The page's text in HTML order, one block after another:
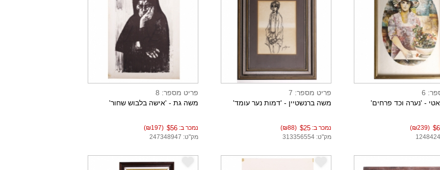
6
- 'נערה וכד פרחים'
(₪239)
פריט מספר: 7
משה ברנשטיין - 'דמות נער עומד'
נמכר ב: $25
(₪88)
מק"ט: 313356554
פריט מספר: 8
משה גת - 'אישה בלבוש שחור'
נמכר ב: $56
(₪197)
מק"ט: 247348947
e